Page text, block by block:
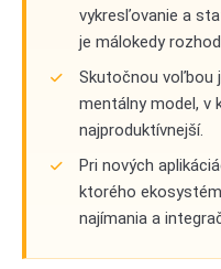
vykresľovanie a
je málokedy
Skutočnou voľbou
mentálny model, v
najproduktívnejší.
Pri nových
ktorého
najímania a